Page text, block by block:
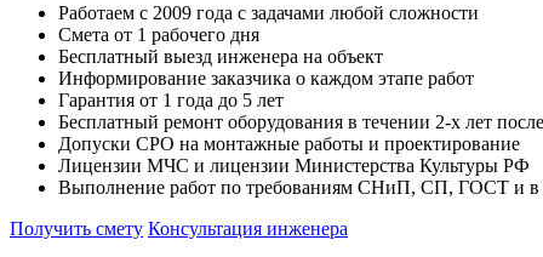
Работаем с 2009 года с задачами любой сложности
Смета от 1 рабочего дня
Бесплатный выезд инженера на объект
Информирование заказчика о каждом этапе работ
Гарантия от 1 года до 5 лет
Бесплатный ремонт оборудования в течении 2-х лет
Допуски СРО на монтажные работы и проектирование
Лицензии МЧС и лицензии Министерства Культуры РФ
Выполнение работ по требованиям СНиП, СП, ГОСТ и в
Получить смету Консультация инженера